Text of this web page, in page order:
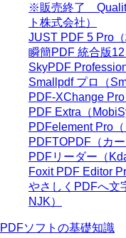
※販売終了
ト株式会社）
JUST PDF 5 Pro
瞬簡PDF 統合版12
SkyPDF
Smallpdf プロ（
PDF-XChange
PDF Extra（
PDFelement Pro
PDFTOPDF（カ
PDFリーダー（
Foxit PDF Editor
やさしくPDFへ文
NJK）
PDFソフトの基礎知識